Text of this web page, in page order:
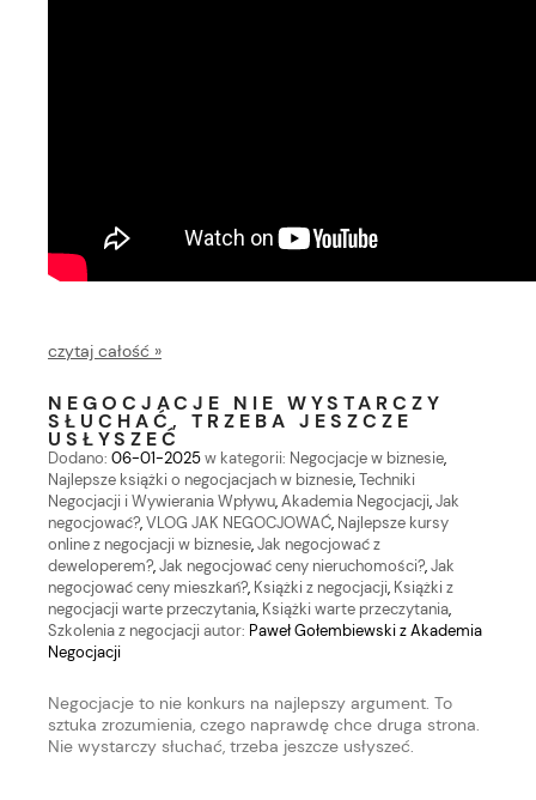
czytaj całość »
NEGOCJACJE NIE WYSTARCZY
SŁUCHAĆ, TRZEBA JESZCZE
USŁYSZEĆ
Dodano: 06-01-2025w kategorii: Negocjacje w biznesie,
Najlepsze książki o negocjacjach w biznesie,Techniki
Negocjacji i Wywierania Wpływu,Akademia Negocjacji,Jak
negocjować?,VLOG JAK NEGOCJOWAĆ, Najlepsze kursy
online z negocjacji w biznesie,Jak negocjować z
deweloperem?,Jak negocjować ceny nieruchomości?,Jak
negocjować ceny mieszkań?, Książki z negocjacji, Książki z
negocjacji warte przeczytania, Książki warte przeczytania,
Szkolenia z negocjacji autor: Paweł Gołembiewski z Akademia
Negocjacji
Negocjacje to nie konkurs na najlepszy argument. To
sztuka zrozumienia, czego naprawdę chce druga strona.
Nie wystarczy słuchać, trzeba jeszcze usłyszeć.